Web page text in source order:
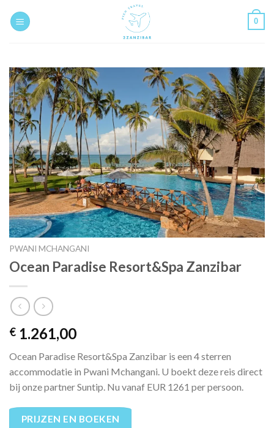
0
PWANI MCHANGANI
Ocean Paradise Resort&Spa Zanzibar
€ 1.261,00
Ocean Paradise Resort&Spa Zanzibar is een 4 sterren
accommodatie in Pwani Mchangani. U boekt deze reis direct
bij onze partner Suntip. Nu vanaf EUR 1261 per persoon.
PRIJZEN EN BOEKEN